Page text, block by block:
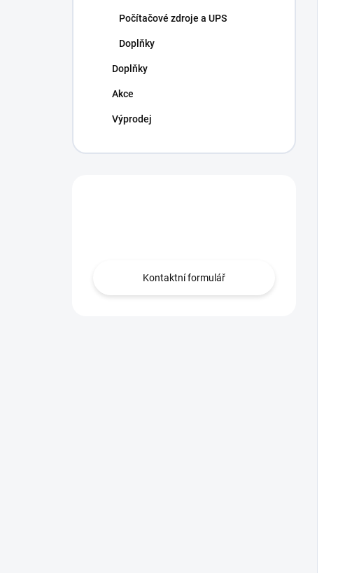
Počítačové zdroje a UPS
Doplňky
Doplňky
Akce
Výprodej
Kontaktní formulář